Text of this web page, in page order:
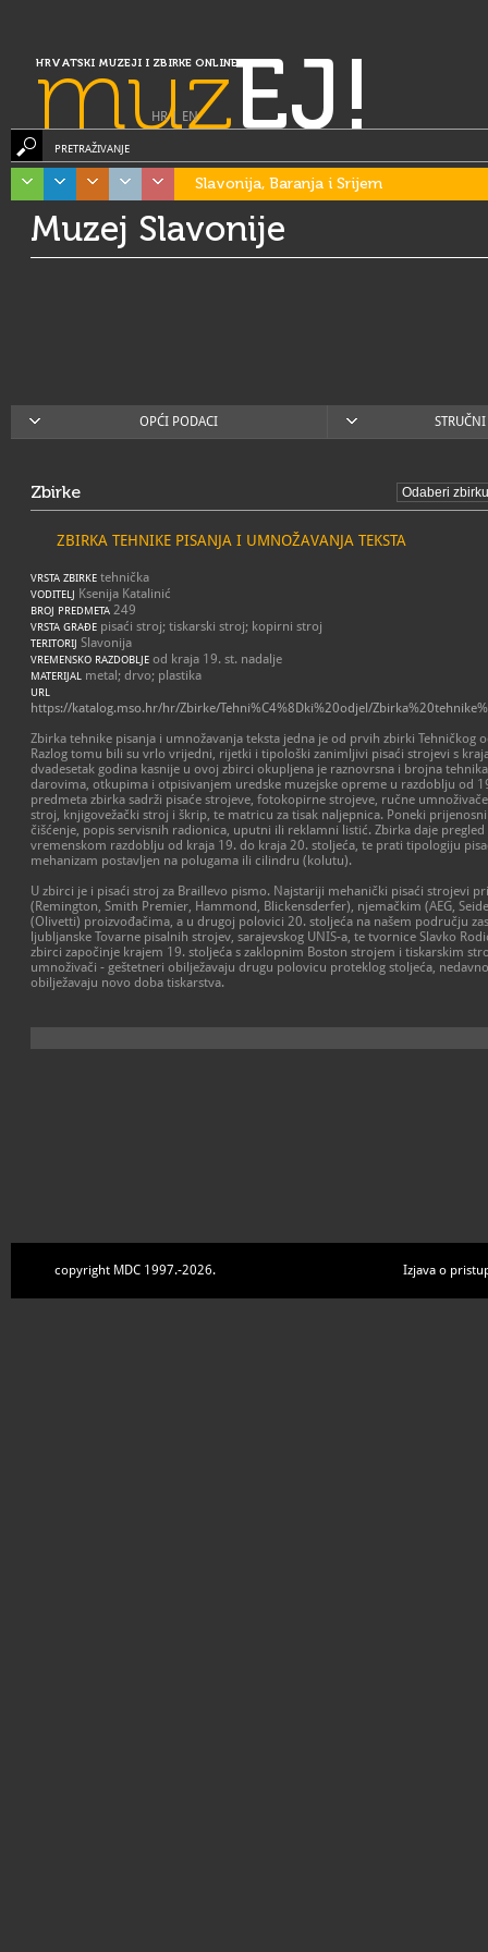
HRVATSKI MUZEJI I ZBIRKE ONLINE
muzEJ!
HR| EN
PRETRAŽIVANJE
Slavonija, Baranja i Srijem
Muzej Slavonije
OPĆI PODACI
Zbirke
ZBIRKA TEHNIKE PISANJA I UMNOŽAVANJA TEKSTA
VRSTA ZBIRKE tehnička
VODITELJ Ksenija Katalinić
BROJ PREDMETA 249
VRSTA GRAĐE pisaći stroj; tiskarski stroj; kopirni stroj
TERITORIJ Slavonija
VREMENSKO RAZDOBLJE od kraja 19. st. nadalje
MATERIJAL metal; drvo; plastika
URL
https://katalog.mso.hr/hr/Zbirke/Tehni%C4%8Dki%20odjel/
Zbirka tehnike pisanja i umnožavanja teksta jedna je od prvih zbirki Tehničkog
Razlog tomu bili su vrlo vrijedni, rijetki i tipološki zanimljivi pisaći strojevi s
dvadesetak godina kasnije u ovoj zbirci okupljena je raznovrsna i brojna
darovima, otkupima i otpisivanjem uredske muzejske opreme u razdoblju od
predmeta zbirka sadrži pisaće strojeve, fotokopirne strojeve, ručne
stroj, knjigovežački stroj i škrip, te matricu za tisak naljepnica. Poneki
čišćenje, popis servisnih radionica, uputni ili reklamni listić. Zbirka daje
vremenskom razdoblju od kraja 19. do kraja 20. stoljeća, te prati tipologiju
mehanizam postavljen na polugama ili cilindru (kolutu).
U zbirci je i pisaći stroj za Braillevo pismo. Najstariji mehanički pisaći strojevi
(Remington, Smith Premier, Hammond, Blickensderfer), njemačkim (AEG,
(Olivetti) proizvođačima, a u drugoj polovici 20. stoljeća na našem području
ljubljanske Tovarne pisalnih strojev, sarajevskog UNIS-a, te tvornice Slavko
zbirci započinje krajem 19. stoljeća s zaklopnim Boston strojem i tiskarskim
umnoživači - geštetneri obilježavaju drugu polovicu proteklog stoljeća,
obilježavaju novo doba tiskarstva.
copyright MDC 1997.-2026. Izjava o